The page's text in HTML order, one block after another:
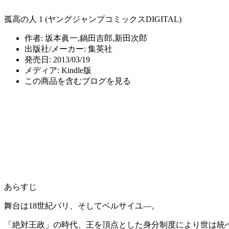
孤高の人 1 (ヤングジャンプコミックスDIGITAL)
作者: 坂本眞一,鍋田吉郎,新田次郎
出版社/メーカー: 集英社
発売日: 2013/03/19
メディア: Kindle版
この商品を含むブログを見る
あらすじ
舞台は18世紀パリ、そしてベルサイユ―。
「絶対王政」の時代、王を頂点とした身分制度により世は統